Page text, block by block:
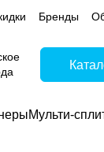
Бренды
Мульти-